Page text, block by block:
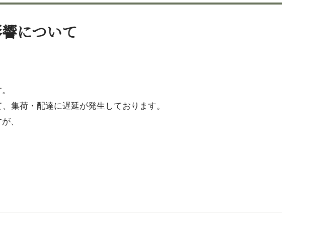
について
集荷・配達に遅延が発生しております。
、